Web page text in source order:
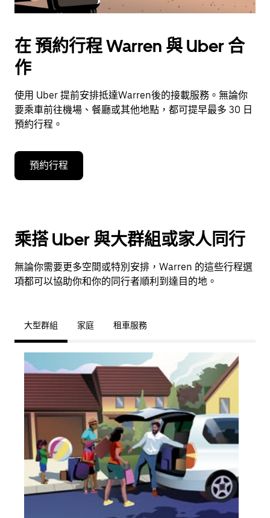
在 預約行程 Warren 與 Uber 合
作
使用 Uber 提前安排抵達Warren後的接載服務。無論你
要乘車前往機場、餐廳或其他地點，都可提早最多 30 日
預約行程。
預約行程
乘搭 Uber 與大群組或家人同行
無論你需要更多空間或特別安排，Warren 的這些行程選
項都可以協助你和你的同行者順利到達目的地。
大型群組 家庭 租車服務